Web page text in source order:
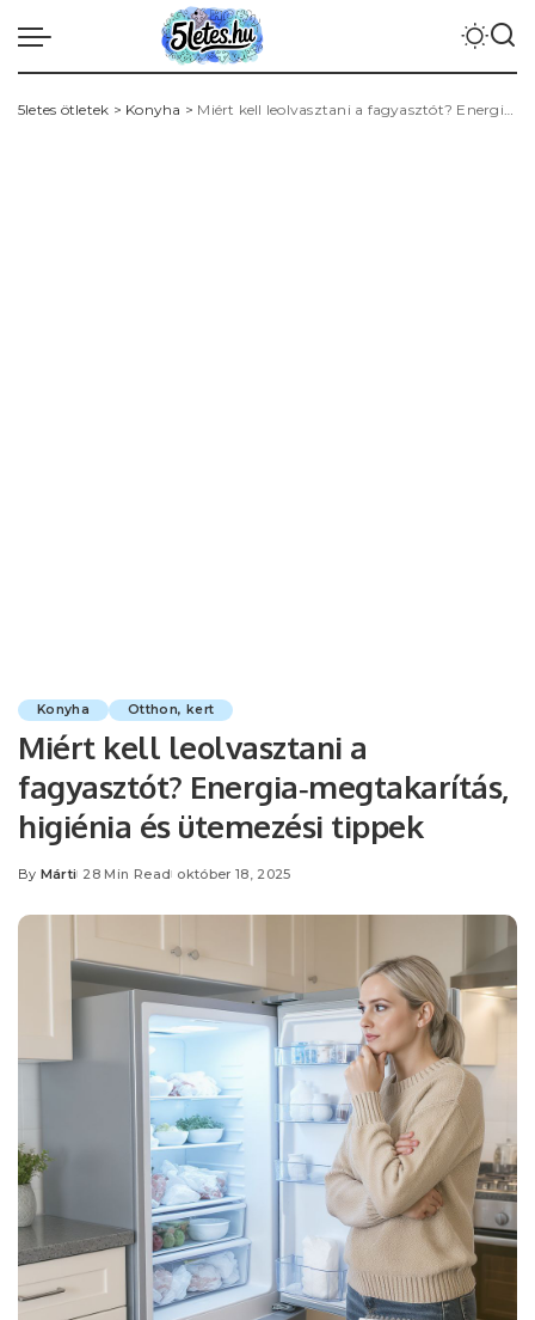
5letes ötletek > Konyha > Miért kell leolvasztani a fagyasztót? Energia‑megtakarítás, higiénia és ütemezési tippek
Konyha Otthon, kert
Miért kell leolvasztani a
fagyasztót? Energia‑megtakarítás,
higiénia és ütemezési tippek
Posted
By Márti 28 Min Read október 18, 2025